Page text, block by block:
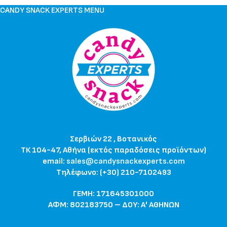
CANDY SNACK EXPERTS MENU
Σερβιών 22 , Βοτανικός
ΤΚ 104-47, Αθήνα (εκτός παραδόσεις προϊόντων)
email: sales@candysnackexperts.com
Τηλέφωνο: (+30) 210-7102493
ΓΕΜΗ: 171645301000
ΑΦΜ: 802183750 – ΔΟΥ: Α' ΑΘΗΝΩΝ